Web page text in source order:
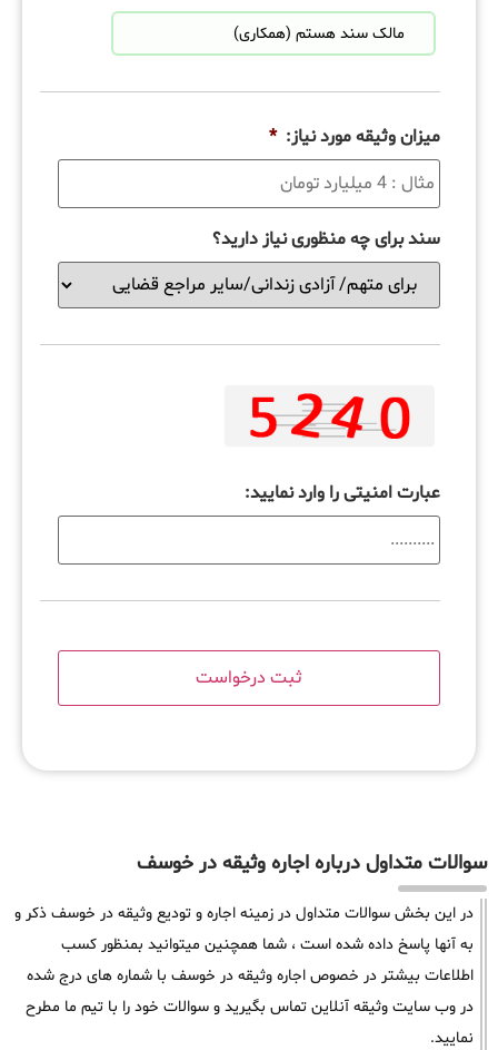
مالک سند هستم (همکاری)
میزان وثیقه مورد نیاز: *
سند برای چه منظوری نیاز دارید؟
عبارت امنیتی را وارد نمایید:
سوالات متداول درباره اجاره وثیقه در خوسف
در این بخش سوالات متداول در زمینه اجاره و تودیع وثیقه در خوسف ذکر و
به آنها پاسخ داده شده است ، شما همچنین میتوانید بمنظور کسب
اطلاعات بیشتر در خصوص اجاره وثیقه در خوسف با شماره های درج شده
در وب سایت وثیقه آنلاین تماس بگیرید و سوالات خود را با تیم ما مطرح
نمایید.